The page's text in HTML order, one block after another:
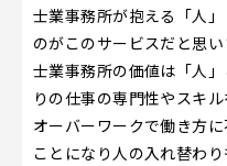
士業事務所が抱える「人
のがこのサービスだと思い
士業事務所の価値は「人
りの仕事の専門性やスキ
オーバーワークで働き方
ことになり人の入れ替わ